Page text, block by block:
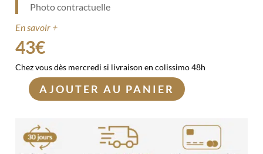
Photo contractuelle
En savoir +
43€
Chez vous dès mercredi si livraison en colissimo 48h
quantité
Rose
des
AJOUTER AU PANIER